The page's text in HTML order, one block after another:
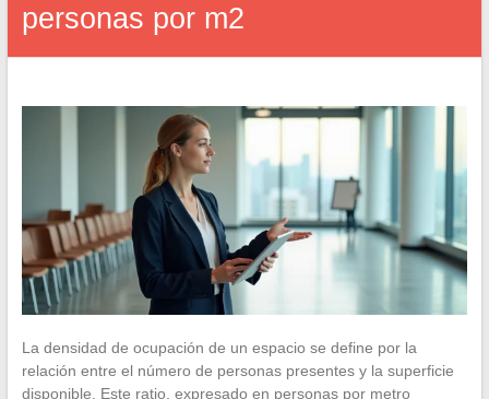
personas por m2
La densidad de ocupación de un espacio se define por la
relación entre el número de personas presentes y la superficie
disponible. Este ratio, expresado en personas por metro